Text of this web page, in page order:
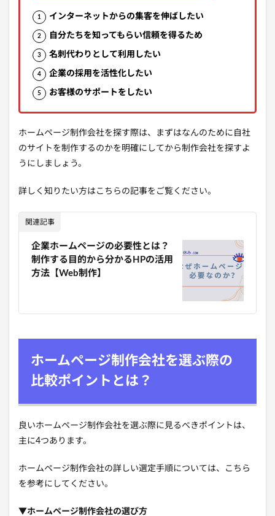
インターネットからの集客を伸ばしたい
自分たちを知ってもらい信頼を得るため
名刺代わりとして利用したい
企業の採用を活性化したい
お客様のサポートをしたい
ホームページ制作会社を探す際は、まずはなんのために自社
のサイトを制作するのかを明確にしてから制作会社を探すよ
うにしましょう。
詳しく知りたい方はこちらの記事をご覧ください。
関連記事
企業ホームページの必要性とは？
制作する目的から分かるHPの活用
方法【Web制作】
ホームページ制作会社を選ぶ際の
比較ポイントとは？
良いホームページ制作会社を選ぶ際に見るべきポイントは、
主に4つあります。
ホームページ制作会社の詳しい選定手順については、こちら
を参考にしてください。
▼ホームページ制作会社の選び方